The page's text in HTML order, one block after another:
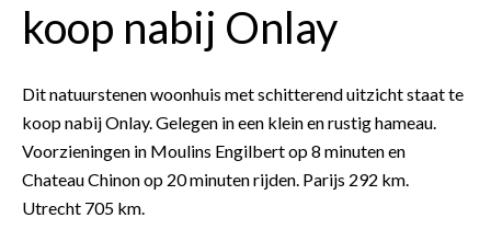
koop nabij Onlay
Dit natuurstenen woonhuis met schitterend uitzicht staat te
koop nabij Onlay. Gelegen in een klein en rustig hameau.
Voorzieningen in Moulins Engilbert op 8 minuten en
Chateau Chinon op 20 minuten rijden. Parijs 292 km.
Utrecht 705 km.